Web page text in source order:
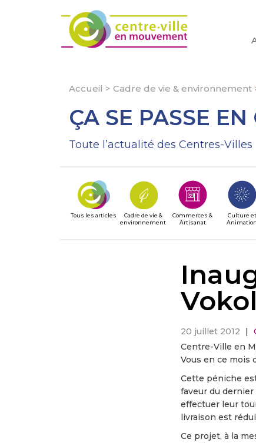
Accueil > Cadre de vie & environnement
ÇA SE PASSE
Toute l’actualité des Centres-Villes
Tous les articles
Cadre de vie &
environnement
Commerces &
Artisanat
Culture et
Animation
20 juillet 2012 |
Centre-Ville en
Vous en ce mois
Cette péniche
faveur du
effectuer leur
livraison est
Ce projet, à la